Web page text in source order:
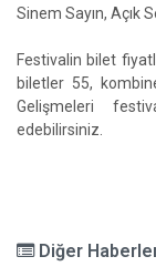
Sinem Sayın, Açık
Festivalin bilet
biletler 55,
Gelişmeleri
edebilirsiniz.
Diğer